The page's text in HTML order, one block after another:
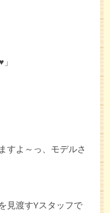
すよ～っ、モデルさ
見渡すYスタッフで